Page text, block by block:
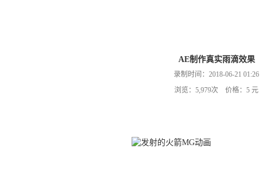
AE制作真实雨滴效果
录制时间：2018-06-21 01:26
浏览：5,979次 价格：5 元